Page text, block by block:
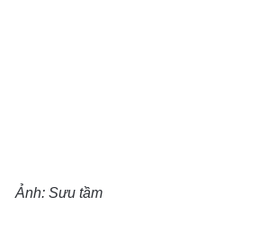
Ảnh: Sưu tầm